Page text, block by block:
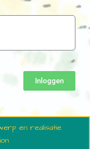
Inloggen
en realisatie